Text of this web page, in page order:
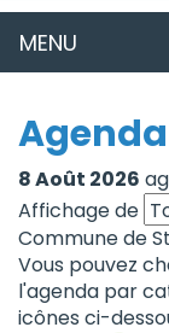
MENU
Agenda
8 Août 2026
Affichage de
Commune de
Vous pouvez
l'agenda par
icônes ci-